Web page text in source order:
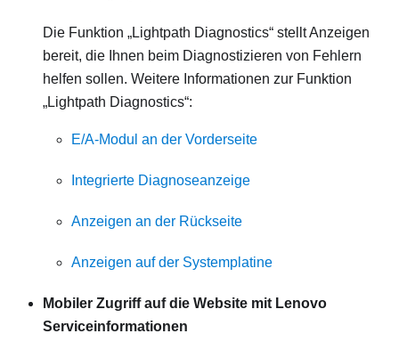
Die Funktion „Lightpath Diagnostics“ stellt Anzeigen
bereit, die Ihnen beim Diagnostizieren von Fehlern
helfen sollen. Weitere Informationen zur Funktion
„Lightpath Diagnostics“:
E/A-Modul an der Vorderseite
Integrierte Diagnoseanzeige
Anzeigen an der Rückseite
Anzeigen auf der Systemplatine
Mobiler Zugriff auf die Website mit Lenovo
Serviceinformationen